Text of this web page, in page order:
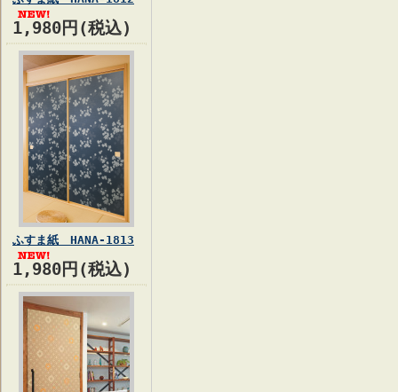
1,980円(税込)
ふすま紙 HANA-1813
1,980円(税込)